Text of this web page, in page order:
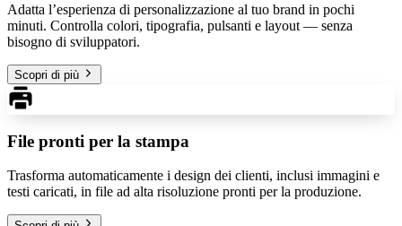
Adatta l’esperienza di personalizzazione al tuo brand in pochi
minuti. Controlla colori, tipografia, pulsanti e layout — senza
bisogno di sviluppatori.
Scopri di più
File pronti per la stampa
Trasforma automaticamente i design dei clienti, inclusi immagini e
testi caricati, in file ad alta risoluzione pronti per la produzione.